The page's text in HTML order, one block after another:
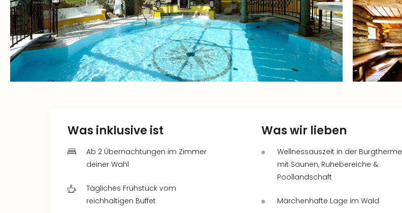
Was inklusive ist
Ab 2 Übernachtungen im Zimmer
deiner Wahl
Tägliches Frühstück vom
reichhaltigen Buffet
Was wir lieben
Wellnessauszeit in der Burgtherme
mit Saunen, Ruhebereiche &
Poollandschaft
Märchenhafte Lage im Wald